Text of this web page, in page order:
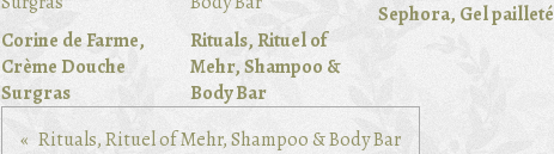
Corine de Farme,
Crème Douche
Surgras
Rituals, Rituel of
Mehr, Shampoo &
Body Bar
Sephora, Gel pailleté
Rituals, Rituel of Mehr, Shampoo & Body Bar